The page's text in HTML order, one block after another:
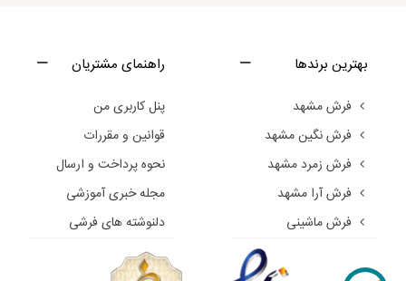
بهترین برندها
فرش مشهد
فرش نگین مشهد
فرش زمرد مشهد
فرش آرا مشهد
فرش ماشینی
راهنمای مشتریان
پنل کاربری من
قوانین و مقررات
نحوه پرداخت و ارسال
مجله خبری آموزشی
دلنوشته های فرشی